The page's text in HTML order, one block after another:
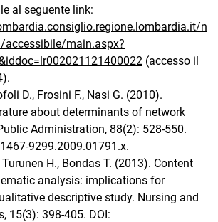
al seguente link:
n
accessibile/main.aspx?
(accesso il
D., Frosini F., Nasi G. (2010).
about determinants of network
Administration, 88(2): 528-550.
9299.2009.01791.x.
H., Bondas T. (2013). Content
analysis: implications for
descriptive study. Nursing and
15(3): 398-405. DOI: